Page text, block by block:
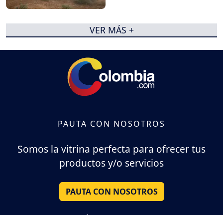
VER MÁS +
PAUTA CON NOSOTROS
Somos la vitrina perfecta para ofrecer tus
productos y/o servicios
PAUTA CON NOSOTROS